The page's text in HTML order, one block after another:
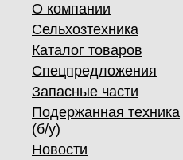
О компании
Сельхозтехника
Каталог товаров
Спецпредложения
Запасные части
Подержанная техника
(б/у)
Новости